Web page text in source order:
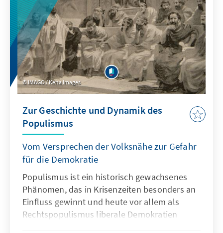
Im Mittelpunkt steht die Frage, wie
Deutschland und Europa ihre
sicherheitspolitische Handlungsfähigkeit
unter veränderten strategischen und
technologischen Bedingungen sichern
können.
IMAGO / Kena Images
Zur Geschichte und Dynamik des
Populismus
Vom Versprechen der Volksnähe zur Gefahr
für die Demokratie
Populismus ist ein historisch gewachsenes
Phänomen, das in Krisenzeiten besonders an
Einfluss gewinnt und heute vor allem als
Rechtspopulismus liberale Demokratien